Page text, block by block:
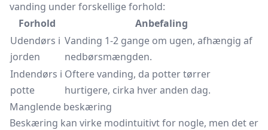
vanding under forskellige forhold:
Forhold
Anbefaling
Udendørs i
jorden
Vanding 1-2 gange om ugen, afhængig af
nedbørsmængden.
Indendørs i
potte
Oftere vanding, da potter tørrer
hurtigere, cirka hver anden dag.
Manglende beskæring
Beskæring kan virke modintuitivt for nogle, men det er